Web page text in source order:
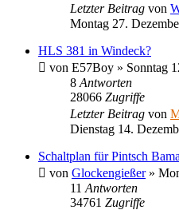
Letzter Beitrag von
Montag 27.
HLS 381 in Windeck?
von E57Boy » Sonntag
8 Antworten
28066 Zugriffe
Letzter Beitrag von
Dienstag 14.
Schaltplan für Pintsch
von Glockengießer»
11 Antworten
34761 Zugriffe